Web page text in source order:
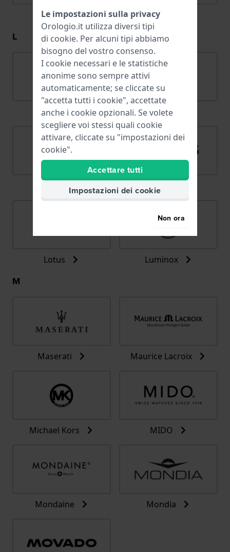
Jaguar Joalia
L
Lacoste Ligure
Lorus
Lotus Luminox
M
Maserati Maurice Lacroix
Michael Kors MIDO
Mondaine Mondia
Le impostazioni sulla privacy
Orologio.it utilizza diversi tipi
di cookie. Per alcuni tipi abbiamo
bisogno del vostro consenso.
I cookie necessari e le statistiche
anonime sono sempre attivi
automaticamente; se cliccate su
"accetta tutti i cookie", accettate
anche i cookie opzionali. Se volete
scegliere voi stessi quali cookie
attivare, cliccate su "impostazioni dei
cookie".
Accettare tutti
Impostazioni dei cookie
Non ora